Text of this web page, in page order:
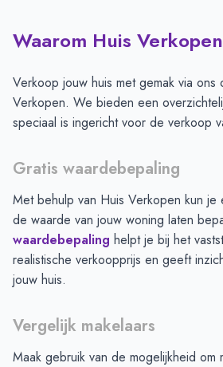
Waarom Huis
Verkoop jouw huis met gemak via ons
Verkopen. We bieden een
speciaal is ingericht voor de verkoop
Gratis waardebepaling
Met behulp van Huis Verkopen kun je
de waarde van jouw woning laten
waardebepaling helpt je bij het
realistische verkoopprijs en geeft
jouw huis.
Vergelijk makelaars
Maak gebruik van de mogelijkheid om